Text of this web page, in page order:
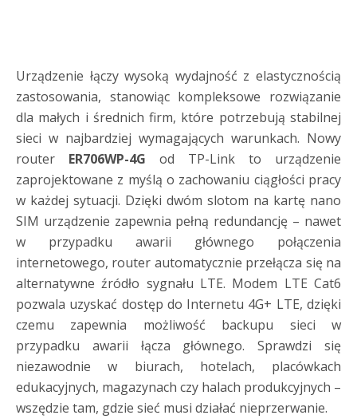
Urządzenie łączy wysoką wydajność z elastycznością
zastosowania, stanowiąc kompleksowe rozwiązanie
dla małych i średnich firm, które potrzebują stabilnej
sieci w najbardziej wymagających warunkach. Nowy
router ER706WP-4G od TP-Link to urządzenie
zaprojektowane z myślą o zachowaniu ciągłości pracy
w każdej sytuacji. Dzięki dwóm slotom na kartę nano
SIM urządzenie zapewnia pełną redundancję – nawet
w przypadku awarii głównego połączenia
internetowego, router automatycznie przełącza się na
alternatywne źródło sygnału LTE. Modem LTE Cat6
pozwala uzyskać dostęp do Internetu 4G+ LTE, dzięki
czemu zapewnia możliwość backupu sieci w
przypadku awarii łącza głównego. Sprawdzi się
niezawodnie w biurach, hotelach, placówkach
edukacyjnych, magazynach czy halach produkcyjnych –
wszędzie tam, gdzie sieć musi działać nieprzerwanie.